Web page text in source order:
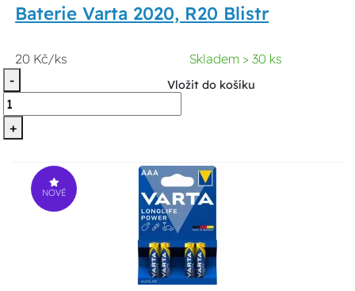
Baterie Varta 2020, R20 Blistr
20 Kč/ks
Skladem > 30 ks
-
+
Vložit do košíku
NOVÉ